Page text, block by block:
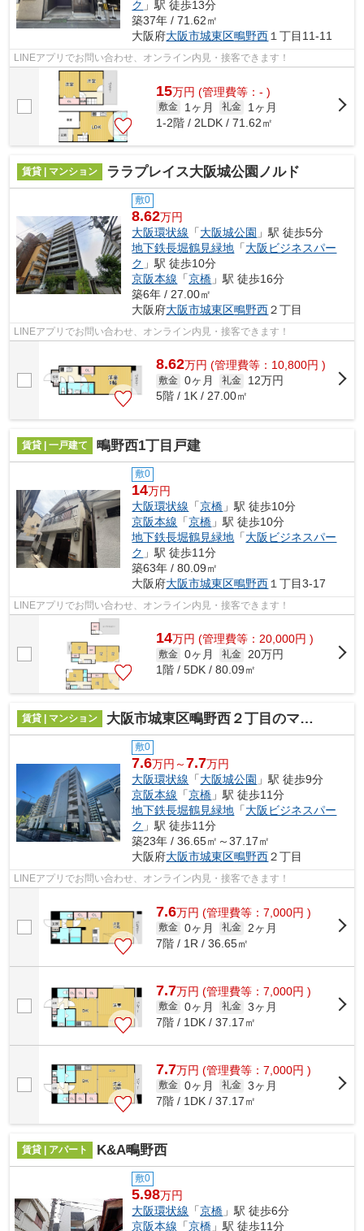
ク 」駅 徒歩13分
築37年 / 71.62㎡
大阪府大阪市城東区鴫野西 １丁目11-11
LINEアプリでお問い合わせ、オンライン内見・接客できます！
15万円 (管理費等：- )
敷金 1ヶ月 礼金
1ヶ月
1-2階 / 2LDK / 71.62㎡
賃貸 | マンション ララプレイス大阪城公園ノルド
敷0
8.62万円
大阪環状線 「大阪城公園 」駅 徒歩5分
地下鉄長堀鶴見緑地 「大阪ビジネスパー
ク 」駅 徒歩10分
京阪本線 「京橋 」駅 徒歩16分
築6年 / 27.00㎡
大阪府大阪市城東区鴫野西２丁目
LINEアプリでお問い合わせ、オンライン内見・接客できます！
8.62万円 (管理費等：10,800円 )
敷金 0ヶ月 礼金
12万円
5階 / 1K / 27.00㎡
賃貸 | 一戸建て 鴫野西1丁目戸建
敷0
14万円
大阪環状線 「京橋 」駅 徒歩10分
京阪本線 「京橋 」駅 徒歩10分
地下鉄長堀鶴見緑地 「大阪ビジネスパー
ク 」駅 徒歩11分
築63年 / 80.09㎡
大阪府大阪市城東区鴫野西 １丁目3-17
LINEアプリでお問い合わせ、オンライン内見・接客できます！
14万円 (管理費等：20,000円 )
敷金 0ヶ月 礼金
20万円
1階 / 5DK / 80.09㎡
賃貸 | マンション 大阪市城東区鴫野西２丁目のマンション
敷0
7.6万円～7.7万円
大阪環状線 「大阪城公園 」駅 徒歩9分
京阪本線 「京橋 」駅 徒歩11分
地下鉄長堀鶴見緑地 「大阪ビジネスパー
ク 」駅 徒歩11分
築23年 / 36.65㎡～37.17㎡
大阪府大阪市城東区鴫野西２丁目
LINEアプリでお問い合わせ、オンライン内見・接客できます！
7.6万円 (管理費等：7,000円 )
敷金 0ヶ月 礼金
2ヶ月
7階 / 1R / 36.65㎡
7.7万円 (管理費等：7,000円 )
敷金 0ヶ月 礼金 3ヶ月
7階 / 1DK / 37.17㎡
7.7万円 (管理費等：7,000円 )
敷金 0ヶ月 礼金 3ヶ月
7階 / 1DK / 37.17㎡
賃貸 | アパート K&A鴫野西
敷0
5.98万円
大阪環状線 「京橋 」駅 徒歩6分
京阪本線 「京橋 」駅 徒歩11分